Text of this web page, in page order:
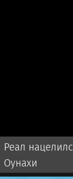
Реал
Оунахи